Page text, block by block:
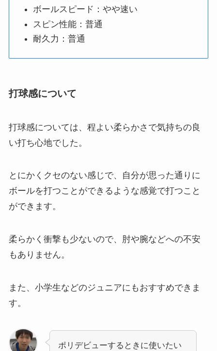
ボールスピード：やや速い
スピン性能：普通
耐久力：普通
打球感について
打球感については、程よい柔らかさで気持ちの良
い打ち心地でした。
とにかくクセのない感じで、自分が思った通りに
ボールを打つことができるような感覚で打つこと
ができます。
柔らかく衝撃も少ないので、肘や腕などへの不安
もありません。
また、小学生などのジュニアにもおすすめできま
す。
ポリデビューするときに使いたい